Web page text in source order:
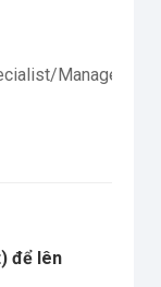
Manager
để lên